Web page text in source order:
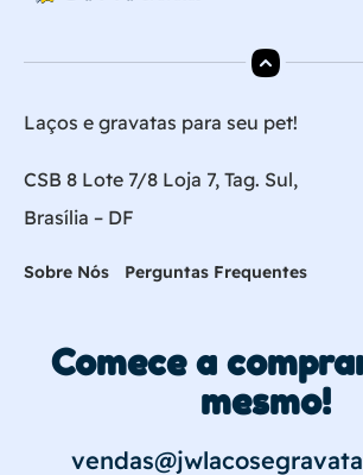
Laços e gravatas para seu pet!
CSB 8 Lote 7/8 Loja 7, Tag. Sul,
Brasília – DF
Sobre Nós Perguntas Frequentes
Comece a
mesmo!